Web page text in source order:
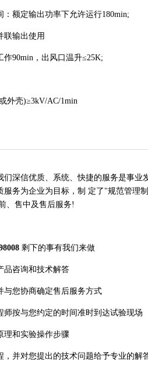
额定输出功率下允许运行180min;
输出使用
90min，出风口温升≤25K;
壳)≥3kV/AC/1min
信优质、系统、快捷的服务是事业
务为企业为目标，制 定了"规范管
、售中及售后服务!
剩下的事有我们来做
咨询和技术解答
您协商确定售后服务方式
按与您约定的时间准时到达试验现场
和实验操作步骤
并对您提出的技术问题给予专业的解